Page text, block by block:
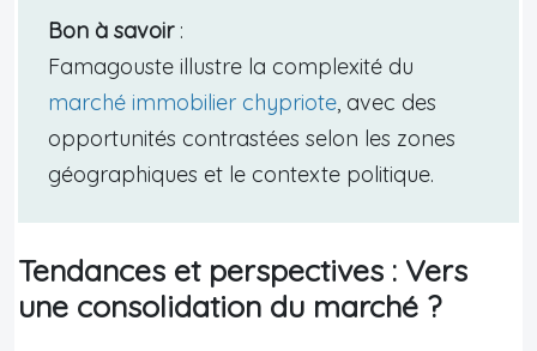
Bon à savoir:
Famagouste illustre la complexité du
marché immobilier chypriote, avec des
opportunités contrastées selon les zones
géographiques et le contexte politique.
Tendances et perspectives : Vers
une consolidation du marché ?